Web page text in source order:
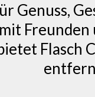
Genuss,
Flasch